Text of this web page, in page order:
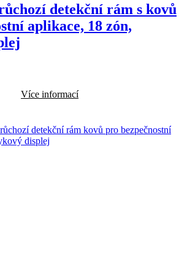
detekční rám s kovů
aplikace, 18 zón,
Více informací